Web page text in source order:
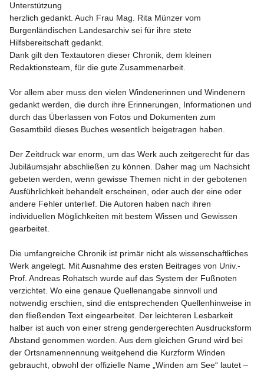
Unterstützung
herzlich gedankt. Auch Frau Mag. Rita Münzer vom
Burgenländischen Landesarchiv sei für ihre stete
Hilfsbereitschaft gedankt.
Dank gilt den Textautoren dieser Chronik, dem kleinen
Redaktionsteam, für die gute Zusammenarbeit.
Vor allem aber muss den vielen Windenerinnen und Windenern
gedankt werden, die durch ihre Erinnerungen, Informationen und
durch das Überlassen von Fotos und Dokumenten zum
Gesamtbild dieses Buches wesentlich beigetragen haben.
Der Zeitdruck war enorm, um das Werk auch zeitgerecht für das
Jubiläumsjahr abschließen zu können. Daher mag um Nachsicht
gebeten werden, wenn gewisse Themen nicht in der gebotenen
Ausführlichkeit behandelt erscheinen, oder auch der eine oder
andere Fehler unterlief. Die Autoren haben nach ihren
individuellen Möglichkeiten mit bestem Wissen und Gewissen
gearbeitet.
Die umfangreiche Chronik ist primär nicht als wissenschaftliches
Werk angelegt. Mit Ausnahme des ersten Beitrages von Univ.-
Prof. Andreas Rohatsch wurde auf das System der Fußnoten
verzichtet. Wo eine genaue Quellenangabe sinnvoll und
notwendig erschien, sind die entsprechenden Quellenhinweise in
den fließenden Text eingearbeitet. Der leichteren Lesbarkeit
halber ist auch von einer streng gendergerechten Ausdrucksform
Abstand genommen worden. Aus dem gleichen Grund wird bei
der Ortsnamennennung weitgehend die Kurzform Winden
gebraucht, obwohl der offizielle Name „Winden am See“ lautet –